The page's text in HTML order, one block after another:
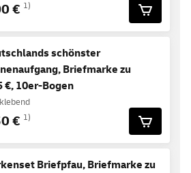
€ 1)
schönster
Briefmarke zu
€, 10er-Bogen
€ 1)
Briefpfau, Briefmarke zu